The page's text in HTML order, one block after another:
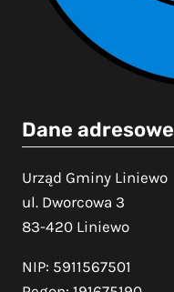
Dane adresowe
Urząd Gminy Liniewo
ul. Dworcowa 3
83-420 Liniewo
NIP: 5911567501